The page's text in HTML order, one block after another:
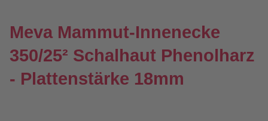
Meva Mammut-Innenecke
350/25² Schalhaut Phenolharz
- Plattenstärke 18mm